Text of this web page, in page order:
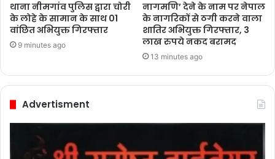
थाना नीमगांव पुलिस द्वारा चोरी
के लोहे के सामान के साथ 01
वांछित अभियुक्त गिरफ्तार
9 minutes ago
नागमणि’ देने के नाम पर नेपाल
के नागरिकों से ठगी करने वाला
शातिर अभियुक्त गिरफ्तार, 3
लाख रुपये नकद बरामद
13 minutes ago
Advertisment